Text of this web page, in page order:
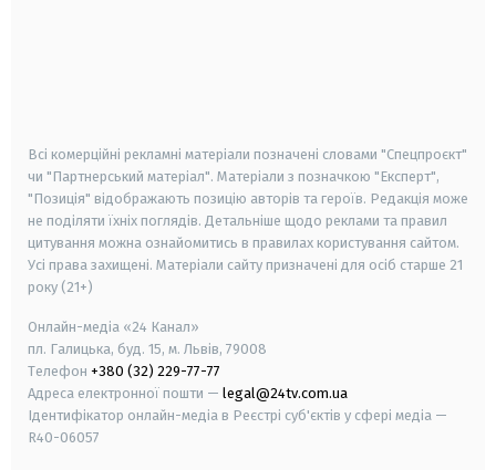
Всі комерційні рекламні матеріали позначені словами "Спецпроєкт"
чи "Партнерський матеріал". Матеріали з позначкою "Експерт",
"Позиція" відображають позицію авторів та героїв. Редакція може
не поділяти їхніх поглядів. Детальніше щодо реклами та правил
цитування можна ознайомитись в правилах користування сайтом.
Усі права захищені. Матеріали сайту призначені для осіб старше 21
року (21+)
Онлайн-медіа «24 Канал»
пл. Галицька, буд. 15, м. Львів, 79008
Телефон +380 (32) 229-77-77
Адреса електронної пошти — legal@24tv.com.ua
Ідентифікатор онлайн-медіа в Реєстрі суб'єктів у сфері медіа —
R40-06057